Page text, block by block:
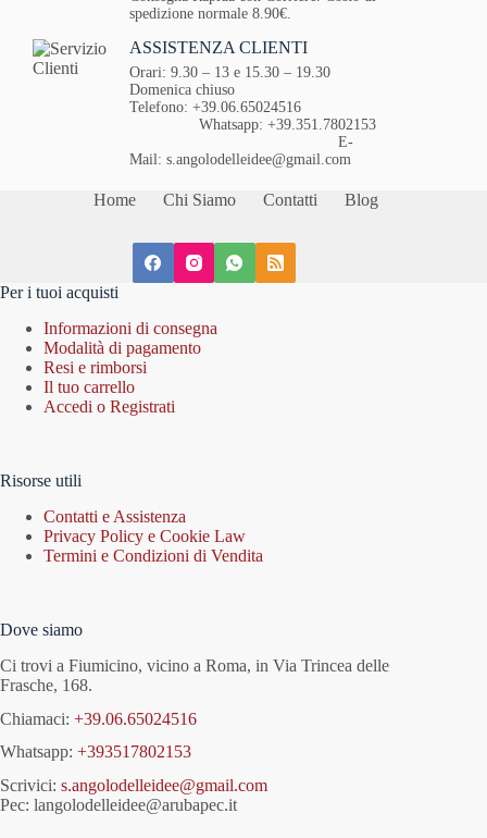
spedizione normale 8.90€.
ASSISTENZA CLIENTI
Orari: 9.30 – 13 e 15.30 – 19.30
Domenica chiuso
Telefono: +39.06.65024516
Whatsapp: +39.351.7802153
E-
Mail: s.angolodelleidee@gmail.com
Home Chi Siamo Contatti Blog
Per i tuoi acquisti
Informazioni di consegna
Modalità di pagamento
Resi e rimborsi
Il tuo carrello
Accedi o Registrati
Risorse utili
Contatti e Assistenza
Privacy Policy e Cookie Law
Termini e Condizioni di Vendita
Dove siamo
Ci trovi a Fiumicino, vicino a Roma, in Via Trincea delle
Frasche, 168.
Chiamaci: +39.06.65024516
Whatsapp: +393517802153
Scrivici: s.angolodelleidee@gmail.com
Pec: langolodelleidee@arubapec.it